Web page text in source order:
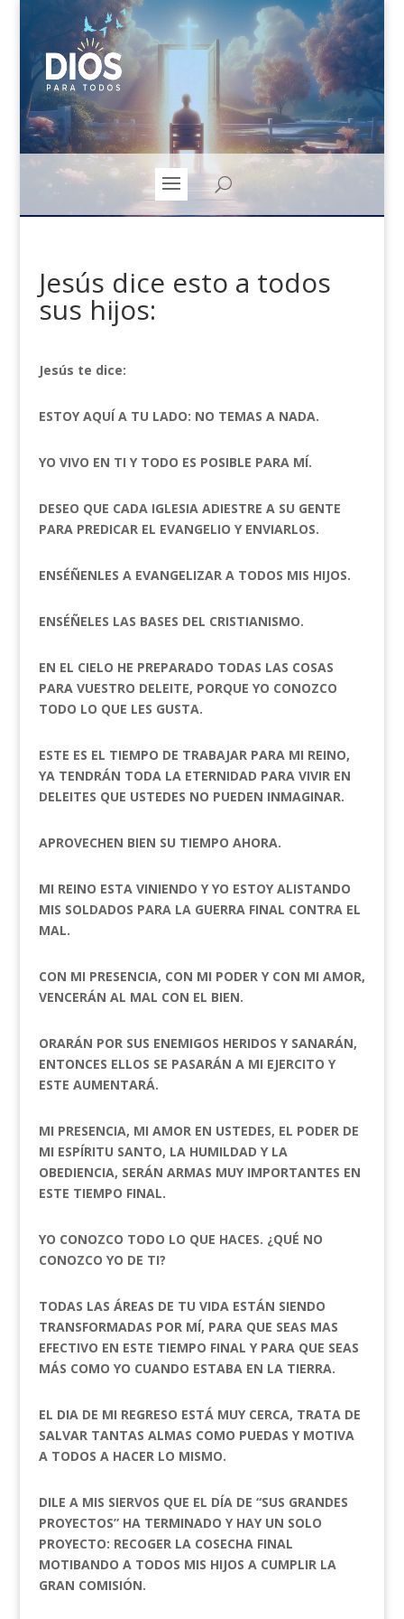
Jesús dice esto a todos
sus hijos:
Jesús te dice:
ESTOY AQUÍ A TU LADO: NO TEMAS A NADA.
YO VIVO EN TI Y TODO ES POSIBLE PARA MÍ.
DESEO QUE CADA IGLESIA ADIESTRE A SU GENTE
PARA PREDICAR EL EVANGELIO Y ENVIARLOS.
ENSÉÑENLES A EVANGELIZAR A TODOS MIS HIJOS.
ENSÉÑELES LAS BASES DEL CRISTIANISMO.
EN EL CIELO HE PREPARADO TODAS LAS COSAS
PARA VUESTRO DELEITE, PORQUE YO CONOZCO
TODO LO QUE LES GUSTA.
ESTE ES EL TIEMPO DE TRABAJAR PARA MI REINO,
YA TENDRÁN TODA LA ETERNIDAD PARA VIVIR EN
DELEITES QUE USTEDES NO PUEDEN INMAGINAR.
APROVECHEN BIEN SU TIEMPO AHORA.
MI REINO ESTA VINIENDO Y YO ESTOY ALISTANDO
MIS SOLDADOS PARA LA GUERRA FINAL CONTRA EL
MAL.
CON MI PRESENCIA, CON MI PODER Y CON MI AMOR,
VENCERÁN AL MAL CON EL BIEN.
ORARÁN POR SUS ENEMIGOS HERIDOS Y SANARÁN,
ENTONCES ELLOS SE PASARÁN A MI EJERCITO Y
ESTE AUMENTARÁ.
MI PRESENCIA, MI AMOR EN USTEDES, EL PODER DE
MI ESPÍRITU SANTO, LA HUMILDAD Y LA
OBEDIENCIA, SERÁN ARMAS MUY IMPORTANTES EN
ESTE TIEMPO FINAL.
YO CONOZCO TODO LO QUE HACES. ¿QUÉ NO
CONOZCO YO DE TI?
TODAS LAS ÁREAS DE TU VIDA ESTÁN SIENDO
TRANSFORMADAS POR MÍ, PARA QUE SEAS MAS
EFECTIVO EN ESTE TIEMPO FINAL Y PARA QUE SEAS
MÁS COMO YO CUANDO ESTABA EN LA TIERRA.
EL DIA DE MI REGRESO ESTÁ MUY CERCA, TRATA DE
SALVAR TANTAS ALMAS COMO PUEDAS Y MOTIVA
A TODOS A HACER LO MISMO.
DILE A MIS SIERVOS QUE EL DÍA DE “SUS GRANDES
PROYECTOS” HA TERMINADO Y HAY UN SOLO
PROYECTO: RECOGER LA COSECHA FINAL
MOTIBANDO A TODOS MIS HIJOS A CUMPLIR LA
GRAN COMISIÓN.